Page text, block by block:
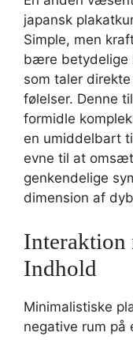
japansk
Simple, men
bære betydelige
som taler
følelser. Denne
formidle
en umiddelbart
evne til at
genkendelige
dimension af
Interaktion
Indhold
Minimalistiske
negative rum på